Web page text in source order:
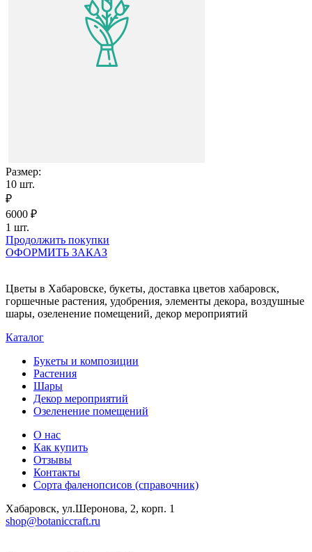
Размер:
10 шт.
₽
6000 ₽
1 шт.
Продолжить покупки
ОФОРМИТЬ ЗАКАЗ
Цветы в Хабаровске, букеты, доставка цветов хабаровск,
горшечные растения, удобрения, элементы декора, воздушные
шары, озеленение помещений, декор мероприятий
Каталог
Букеты и композиции
Растения
Шары
Декор мероприятий
Озеленение помещений
О нас
Как купить
Отзывы
Контакты
Сорта фаленопсисов (справочник)
Хабаровск, ул.Шеронова, 2, корп. 1
shop@botaniccraft.ru